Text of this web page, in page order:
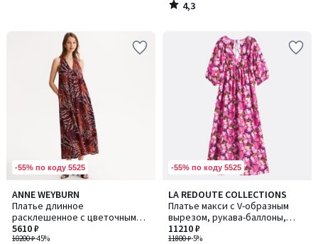
4,3
/
-55% по коду 5525
ANNE WEYBURN
Платье длинное
расклешенное с цветочным
принтом
10200 ₽-45%
5610 ₽
-55% по коду 5525
LA REDOUTE COLLECTIONS
Платье макси с V-образным
вырезом, рукава-баллоны,
цветочный принт
11800 ₽-5%
11210 ₽
5
/
5